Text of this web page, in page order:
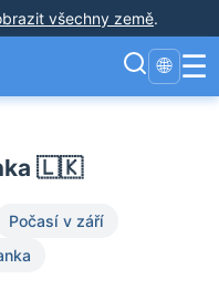
všechny země.
🌐 ☰
🇱🇰
Počasí v září